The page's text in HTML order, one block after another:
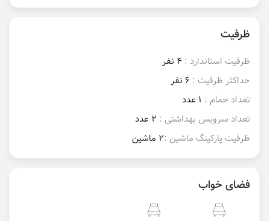
ظرفیت
ظرفیت استاندارد : 4 نفر
حداکثر ظرفیت : 6 نفر
تعداد حمام : 1 عدد
تعداد سرویس بهداشتی : 2 عدد
ظرفیت پارکینگ ماشین :2 ماشین
فضای خواب